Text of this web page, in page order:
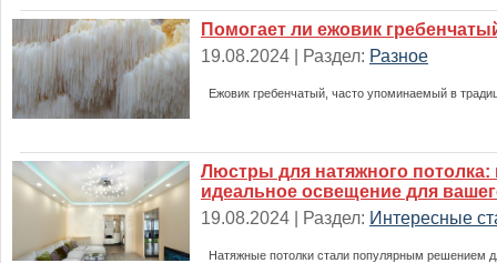
Помогает ли ежовик
19.08.2024 | Раздел: Разное
Ежовик гребенчатый, часто упоминаемый в
Люстры для натяжного потолка:
идеальное освещение для
19.08.2024 | Раздел: Интересные
Натяжные потолки стали популярным решением